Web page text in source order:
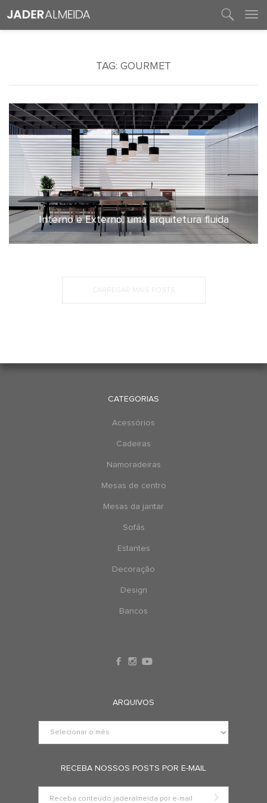
TAG: GOURMET
4 de fevereiro de 2021
Interno e Externo: uma arquitetura fluida
CATEGORIAS
Acessórios
Cadeiras
Namoradeiras
Mesas de centro
Mesas da jantar
Sofás
Estantes
Decoração
Design
Bancos
ARQUIVOS
RECEBA NOSSOS POSTS POR E-MAIL